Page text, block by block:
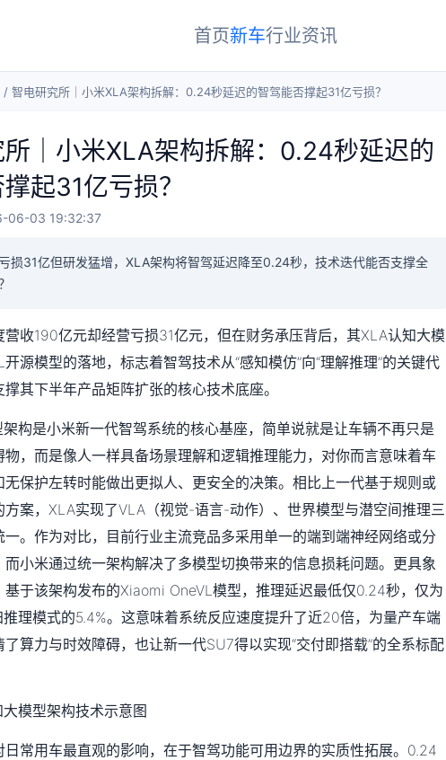
首页新车行业资讯
/ 智电研究所｜小米XLA架构拆解：0.24秒延迟的智驾能否撑起31亿亏损？
｜小米XLA架构拆解：0.24秒延迟的
起31亿亏损？
06-03 19:32:37
损31亿但研发猛增，XLA架构将智驾延迟降至0.24秒，技术迭代能否支撑全
营收190亿元却经营亏损31亿元，但在财务承压背后，其XLA认知大模
源模型的落地，标志着智驾技术从“感知模仿”向“理解推理”的关键代
其下半年产品矩阵扩张的核心技术底座。
构是小米新一代智驾系统的核心基座，简单说就是让车辆不再只是
物，而是像人一样具备场景理解和逻辑推理能力，对你而言意味着车
无保护左转时能做出更拟人、更安全的决策。相比上一代基于规则或
方案，XLA实现了VLA（视觉-语言-动作）、世界模型与潜空间推理三
一。作为对比，目前行业主流竞品多采用单一的端到端神经网络或分
而小米通过统一架构解决了多模型切换带来的信息损耗问题。更具象
基于该架构发布的Xiaomi OneVL模型，推理延迟最低仅0.24秒，仅为
理模式的5.4%。这意味着系统反应速度提升了近20倍，为量产车端
算力与时效障碍，也让新一代SU7得以实现“交付即搭载”的全系标配
日常用车最直观的影响，在于智驾功能可用边界的实质性拓展。0.24